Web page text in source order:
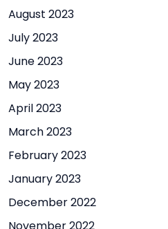
August 2023
July 2023
June 2023
May 2023
April 2023
March 2023
February 2023
January 2023
December 2022